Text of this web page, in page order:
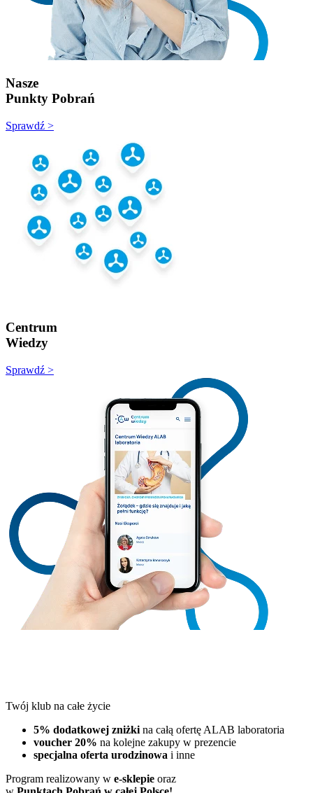
Nasze
Punkty Pobrań
Sprawdź >
Centrum
Wiedzy
Sprawdź >
Twój klub na całe życie
5% dodatkowej zniżki na całą ofertę ALAB laboratoria
voucher 20% na kolejne zakupy w prezencie
specjalna oferta urodzinowa i inne
Program realizowany w e-sklepie oraz